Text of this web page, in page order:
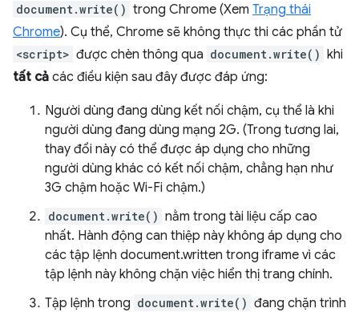
document.write() trong Chrome (Xem Trạng thái
Chrome). Cụ thể, Chrome sẽ không thực thi các phần tử
<script> được chèn thông qua document.write() khi
tất cả các điều kiện sau đây được đáp ứng:
Người dùng đang dùng kết nối chậm, cụ thể là khi
người dùng đang dùng mạng 2G. (Trong tương lai,
thay đổi này có thể được áp dụng cho những
người dùng khác có kết nối chậm, chẳng hạn như
3G chậm hoặc Wi-Fi chậm.)
document.write() nằm trong tài liệu cấp cao
nhất. Hành động can thiệp này không áp dụng cho
các tập lệnh document.written trong iframe vì các
tập lệnh này không chặn việc hiển thị trang chính.
Tập lệnh trong document.write() đang chặn trình